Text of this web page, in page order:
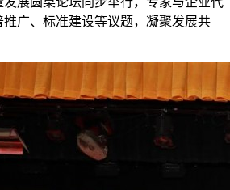
广、标准建设等议题，凝聚发展共